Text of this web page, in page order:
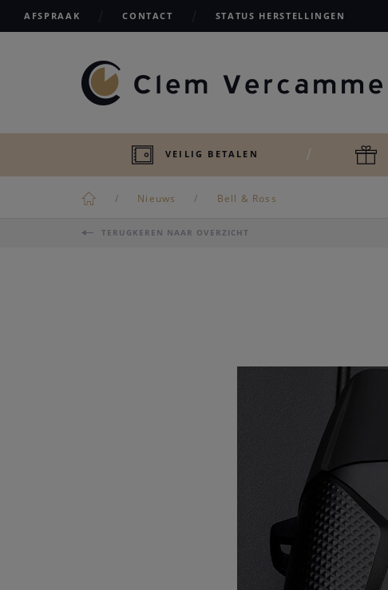
AFSPRAAK CONTACT STATUS HERSTELLINGEN
VEILIG BETALEN
Nieuws Bell & Ross
TERUGKEREN NAAR OVERZICHT